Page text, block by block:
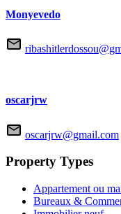
Monyevedo
oscarjrw
oscarjrw@gmail.com
Property Types
Appartement ou
Bureaux &